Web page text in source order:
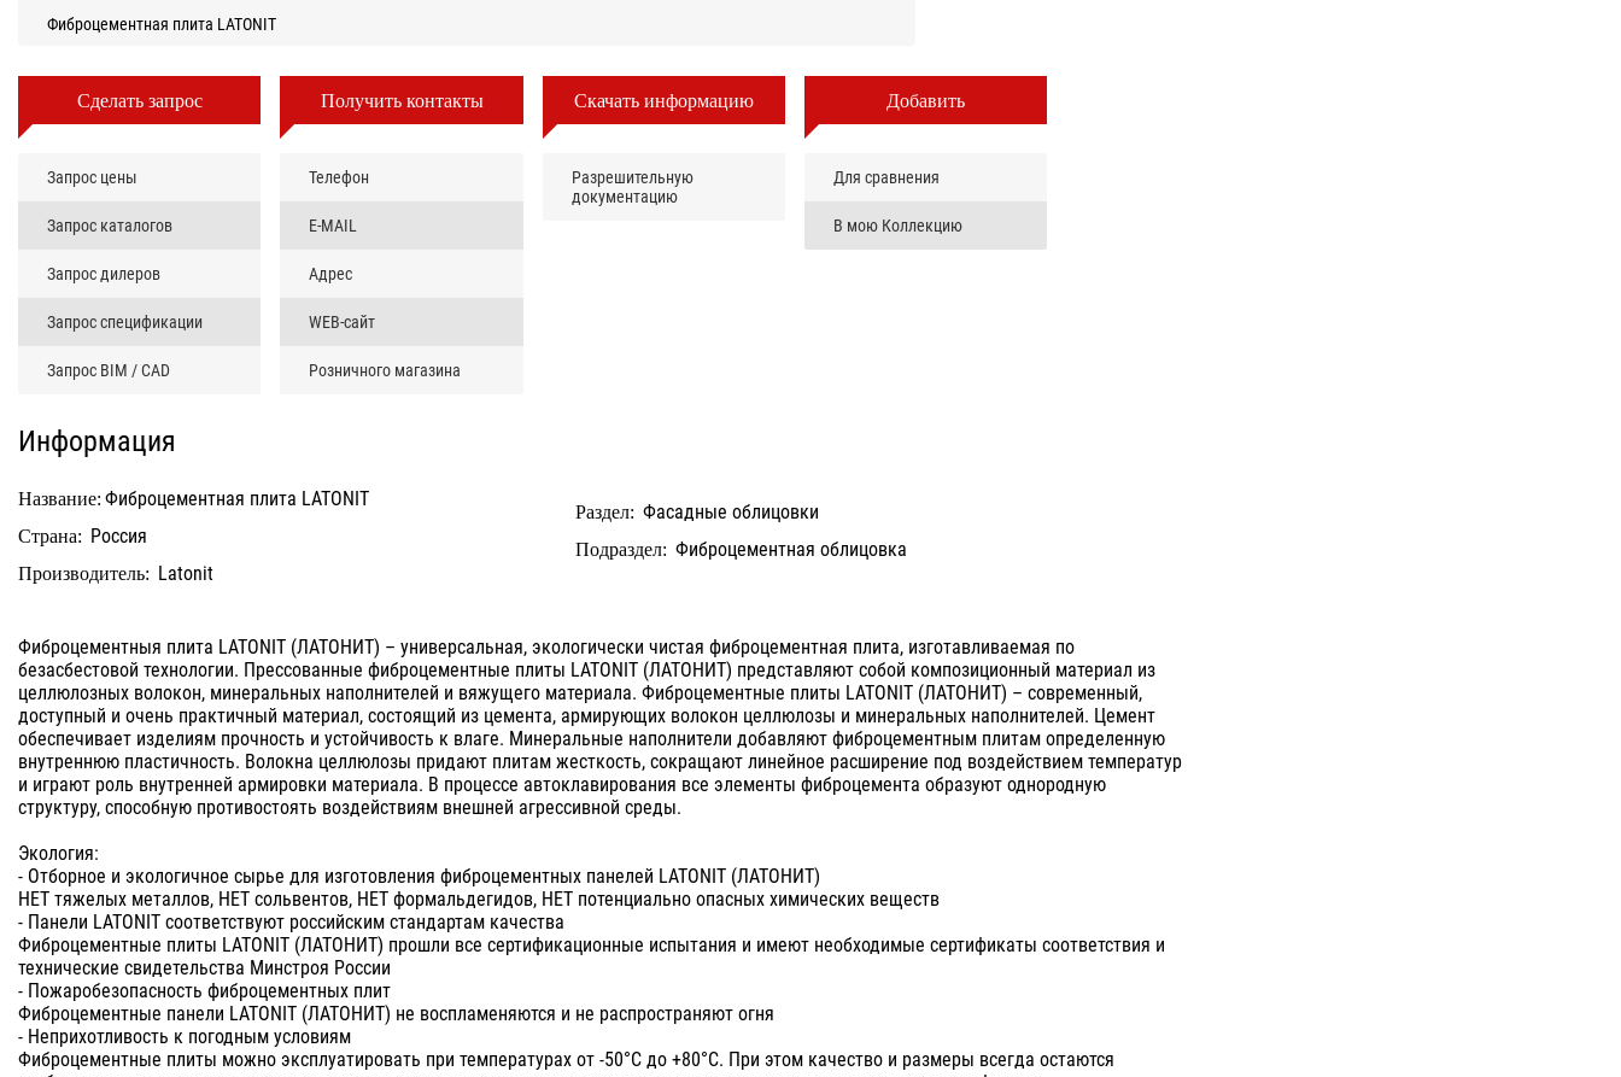
Фиброцементная плита LATONIT
Сделать запрос
Запрос цены
Запрос каталогов
Запрос дилеров
Запрос спецификации
Запрос BIM / CAD
Получить контакты
Телефон
E-MAIL
Адрес
WEB-сайт
Розничного магазина
Скачать информацию
Разрешительную
документацию
Добавить
Для сравнения
В мою Коллекцию
Информация
Название: Фиброцементная плита LATONIT
Страна: Россия
Производитель: Latonit
Раздел: Фасадные облицовки
Подраздел: Фиброцементная облицовка
Фиброцементныя плита LATONIT (ЛАТОНИТ) – универсальная, экологически чистая фиброцементная плита, изготавливаемая по
безасбестовой технологии. Прессованные фиброцементные плиты LATONIT (ЛАТОНИТ) представляют собой композиционный материал из
целлюлозных волокон, минеральных наполнителей и вяжущего материала. Фиброцементные плиты LATONIT (ЛАТОНИТ) – современный,
доступный и очень практичный материал, состоящий из цемента, армирующих волокон целлюлозы и минеральных наполнителей. Цемент
обеспечивает изделиям прочность и устойчивость к влаге. Минеральные наполнители добавляют фиброцементным плитам определенную
внутреннюю пластичность. Волокна целлюлозы придают плитам жесткость, сокращают линейное расширение под воздействием температур
и играют роль внутренней армировки материала. В процессе автоклавирования все элементы фиброцемента образуют однородную
структуру, способную противостоять воздействиям внешней агрессивной среды.
Экология:
- Отборное и экологичное сырье для изготовления фиброцементных панелей LATONIT (ЛАТОНИТ)
НЕТ тяжелых металлов, НЕТ сольвентов, НЕТ формальдегидов, НЕТ потенциально опасных химических веществ
- Панели LATONIT соответствуют российским стандартам качества
Фиброцементные плиты LATONIT (ЛАТОНИТ) прошли все сертификационные испытания и имеют необходимые сертификаты соответствия и
технические свидетельства Минстроя России
- Пожаробезопасность фиброцементных плит
Фиброцементные панели LATONIT (ЛАТОНИТ) не воспламеняются и не распространяют огня
- Неприхотливость к погодным условиям
Фиброцементные плиты можно эксплуатировать при температурах от -50°С до +80°С. При этом качество и размеры всегда остаются